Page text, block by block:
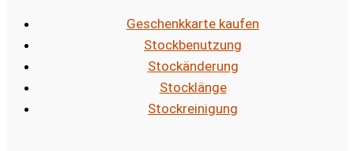
Geschenkkarte kaufen
Stockbenutzung
Stockänderung
Stocklänge
Stockreinigung